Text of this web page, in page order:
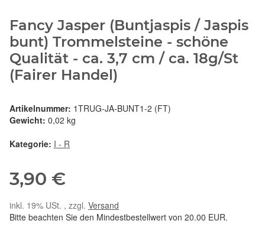
Fancy Jasper (Buntjaspis / Jaspis
bunt) Trommelsteine - schöne
Qualität - ca. 3,7 cm / ca. 18g/St
(Fairer Handel)
Artikelnummer: 1TRUG-JA-BUNT1-2 (FT)
Gewicht: 0,02 kg
Kategorie: I - R
3,90 €
inkl. 19% USt. , zzgl. Versand
Bitte beachten Sie den Mindestbestellwert von 20.00 EUR.